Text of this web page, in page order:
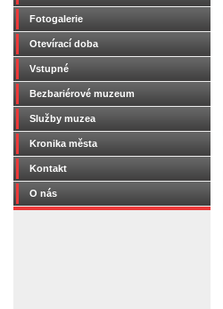
Fotogalerie
Otevírací doba
Vstupné
Bezbariérové muzeum
Služby muzea
Kronika města
Kontakt
O nás